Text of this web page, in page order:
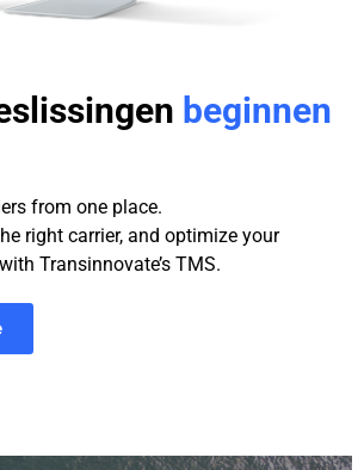
beginnen
from one place.
right carrier, and optimize your
Transinnovate’s TMS.